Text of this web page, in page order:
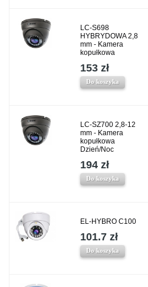
LC-S698
HYBRYDOWA 2,8
mm - Kamera
kopułkowa
153 zł
Do koszyka
LC-SZ700 2,8-12
mm - Kamera
kopułkowa
Dzień/Noc
194 zł
Do koszyka
EL-HYBRO C100
101.7 zł
Do koszyka